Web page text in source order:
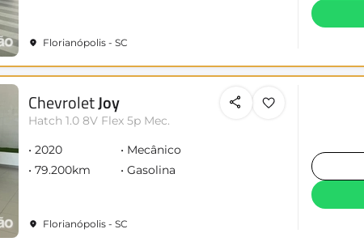
Florianópolis - SC
ChevroletJoy
Hatch 1.0 8V Flex 5p Mec.
2020
Mecânico
79.200km
Gasolina
Florianópolis - SC